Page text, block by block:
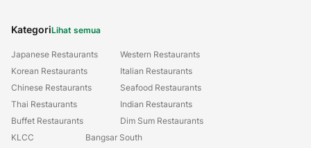
KategoriLihat semua
Japanese Restaurants
Korean Restaurants
Chinese Restaurants
Thai Restaurants
Buffet Restaurants
Western Restaurants
Italian Restaurants
Seafood Restaurants
Indian Restaurants
Dim Sum Restaurants
KLCC
Bangsar South